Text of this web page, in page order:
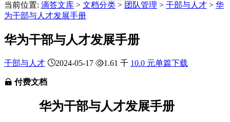
当前位置: 滴答文库 > 文档分类 > 团队管理 > 干部与人才 > 华
为干部与人才发展手册
华为干部与人才发展手册
干部与人才 2024-05-17 1.61 千 10.0 元单篇下载
付费文档
华为干部与人才发展手册